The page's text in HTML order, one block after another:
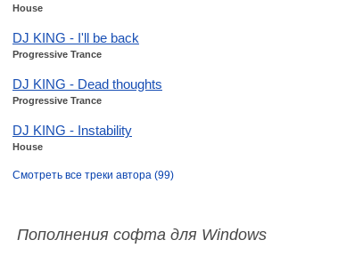
House
DJ KING - I'll be back
Progressive Trance
DJ KING - Dead thoughts
Progressive Trance
DJ KING - Instability
House
Смотреть все треки автора (99)
Пополнения софта для Windows